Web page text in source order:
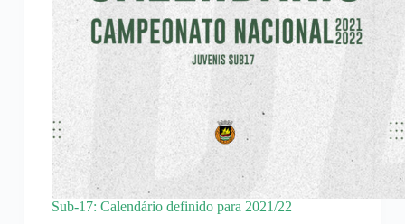
Sub-17: Calendário definido para 2021/22